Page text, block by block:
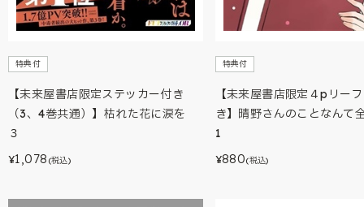
特典付
【未来屋書店限定ステッカー付き
（3、4巻共通）】枯れた花に涙を
３
¥1,078 (税込)
特典付
【未来屋書店限定４pリー
き】晴野さんのことなんて
1
¥880(税込)